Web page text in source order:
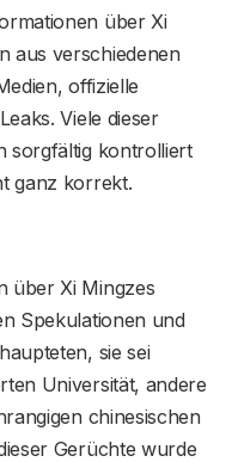
über Xi
aus verschiedenen
offizielle
Viele dieser
sorgfältig kontrolliert
ganz korrekt.
über Xi Mingzes
Spekulationen und
sie sei
Universität, andere
chinesischen
Gerüchte wurde